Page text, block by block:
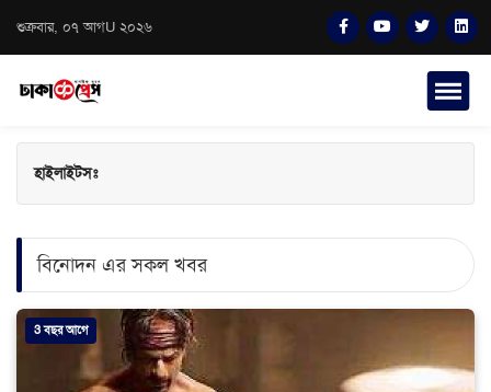
শুক্রবার, ০৭ আগU ২০২৬
হাইলাইটসঃ
বিনোদন এর সকল খবর
3 বছর আগে